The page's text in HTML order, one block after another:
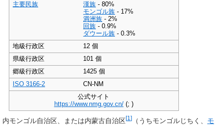
主要民族
漢族 - 80%
モンゴル族 - 17%
満洲族 - 2%
回族 - 0.9%
ダウール族 - 0.3%
地級行政区
12 個
県級行政区
101 個
郷級行政区
1425 個
ISO 3166-2
CN-NM
公式サイト
https://www.nmg.gov.cn/(; )
内モンゴル自治区 、または内蒙古自治区[1 ] （うちモンゴルじちく、 モ